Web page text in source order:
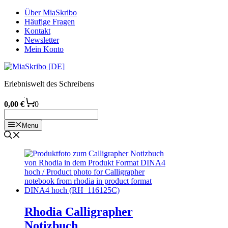
Zum
Inhalt
springen
Über MiaSkribo
Häufige Fragen
Kontakt
Newsletter
Mein Konto
Erlebniswelt des Schreibens
0,00 € 0
Menu
Rhodia Calligrapher